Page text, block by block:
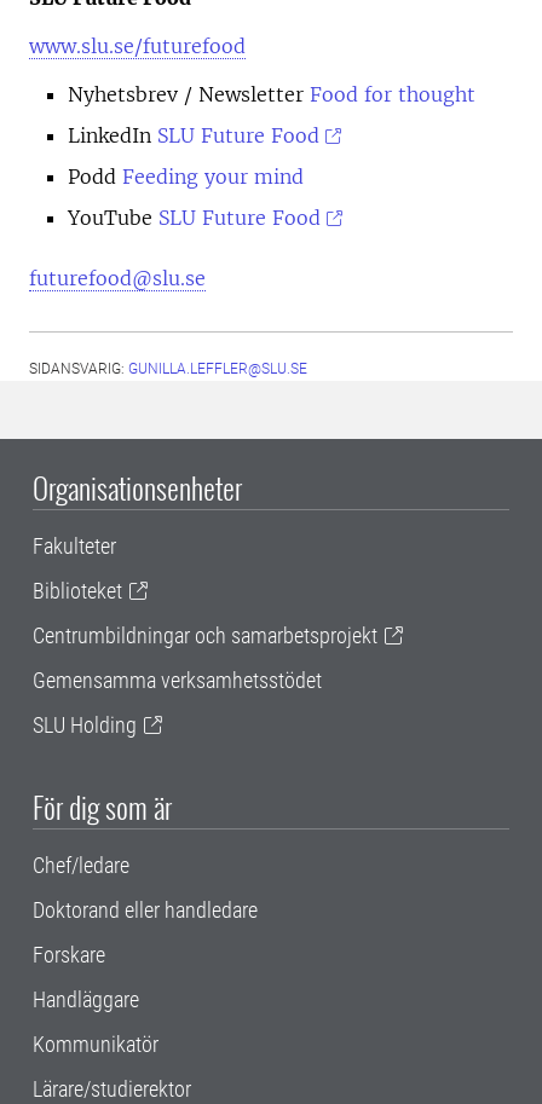
www.slu.se/futurefood
Nyhetsbrev / Newsletter Food for thought
LinkedIn SLU Future Food
Podd Feeding your mind
YouTube SLU Future Food
futurefood@slu.se
SIDANSVARIG: GUNILLA.LEFFLER@SLU.SE
Organisationsenheter
Fakulteter
Biblioteket
Centrumbildningar och samarbetsprojekt
Gemensamma verksamhetsstödet
SLU Holding
För dig som är
Chef/ledare
Doktorand eller handledare
Forskare
Handläggare
Kommunikatör
Lärare/studierektor